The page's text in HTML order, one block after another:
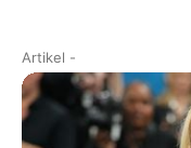
Artikel -